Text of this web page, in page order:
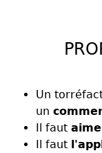
Un
un
Il faut
Il faut